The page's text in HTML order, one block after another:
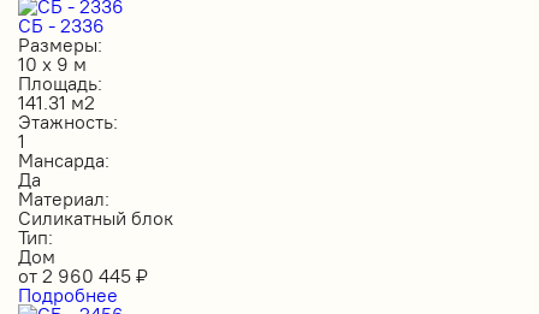
СБ - 2336
Размеры:
10 х 9 м
Площадь:
141.31 м2
Этажность:
1
Мансарда:
Да
Материал:
Силикатный блок
Тип:
Дом
от 2 960 445 ₽
Подробнее